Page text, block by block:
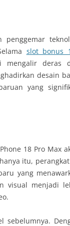
slot bonus
mengalir deras
desain
yang
18 Pro Max
itu,
yang
visual menjadi
sebelumnya.